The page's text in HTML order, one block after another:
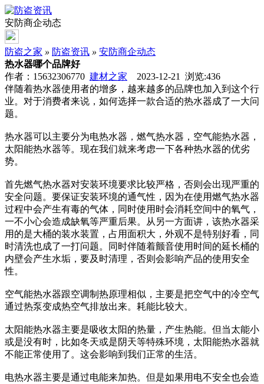
安防商企动态
防盗之家 » 防盗资讯 » 安防商企动态
热水器哪个品牌好
作者：15632306770 建材之家 2023-12-21 浏览:436
伴随着热水器使用者的增多，越来越多的品牌也加入到这个行
业。对于消费者来说，如何选择一款合适的热水器成了一大问
题。
热水器可以主要分为电热水器，燃气热水器，空气能热水器，
太阳能热水器等。现在我们就来考虑一下各种热水器的优劣
势。
首先燃气热水器对安装环境要求比较严格，否则会出现严重的
安全问题。要保证安装环境的通气性，因为在使用燃气热水器
过程中会产生有毒的气体，同时使用时会消耗空间中的氧气，
一不小心会造成缺氧等严重后果。从另一方面讲，该热水器采
用的是大桶的装水装置，占用面积大，外观不是特别好看，同
时清洗也成了一打问题。同时伴随着颤音使用时间的延长桶的
内壁会产生水垢，要及时清理，否则会影响产品的使用安全
性。
空气能热水器跟空调制热原理相似，主要是把空气中的冷空气
通过热泵变成热空气排放出来。耗能比较大。
太阳能热水器主要是吸收太阳的热量，产生热能。但当太能小
或是没有时，比如冬天或是阴天等特殊环境，太阳能热水器就
不能正常使用了。这会影响到我们正常的生活。
电热水器主要是通过电能来加热。但是如果用电不安全也会造